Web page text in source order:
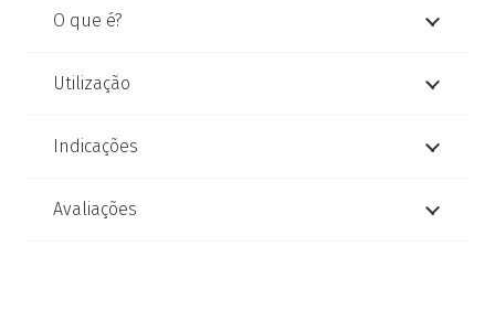
O que é?
Utilização
Indicações
Avaliações